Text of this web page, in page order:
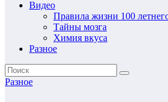
Видео
Правила жизни 100
Тайны мозга
Химия вкуса
Разное
Разное